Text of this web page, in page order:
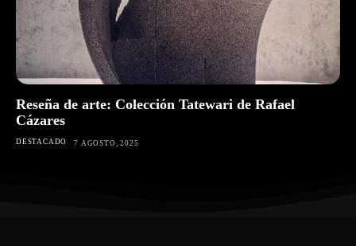
Reseña de arte: Colección Tatewari de Rafael
Cázares
DESTACADO 7 AGOSTO, 2025